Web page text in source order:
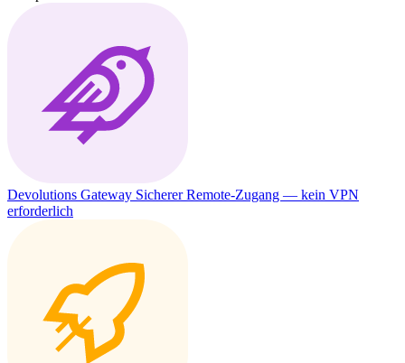
Devolutions Gateway Sicherer Remote-Zugang — kein VPN
erforderlich